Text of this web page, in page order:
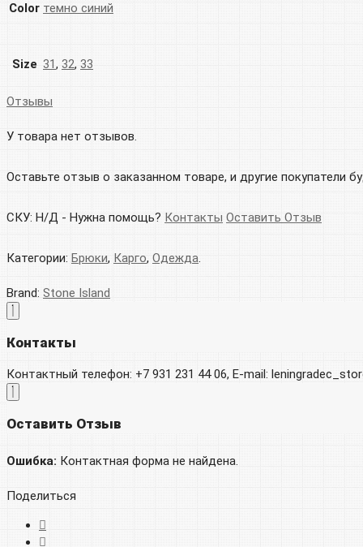
Color темно синий
Size 31, 32, 33
Отзывы
У товара нет отзывов.
Оставьте отзыв о заказанном товаре, и другие покупатели
СКУ: Н/Д - Нужна помощь? Контакты Оставить Отзыв
Категории: Брюки, Карго, Одежда.
Brand: Stone Island
Контакты
Контактный телефон: +7 931 231 44 06, E-mail:
Оставить Отзыв
Ошибка: Контактная форма не найдена.
Поделиться